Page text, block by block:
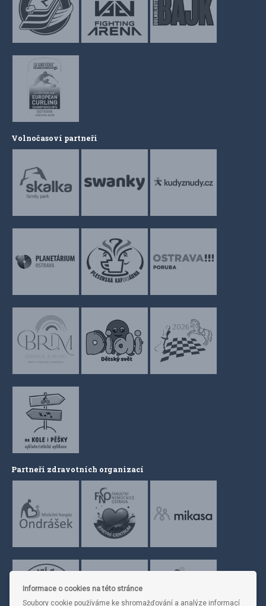
Volnočasoví partneři
Partneři zdravotních organizací
Informace o cookies na této stránce
Soubory cookie používáme ke shromažďování a analýze informací